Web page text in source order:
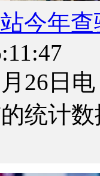
今年
26日
统计